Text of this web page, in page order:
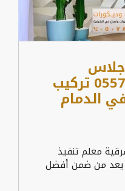
جلاس
بالشرقية 0557884513 تركيب
الدمام
معلم تنفيذ
يعد من ضمن أفضل